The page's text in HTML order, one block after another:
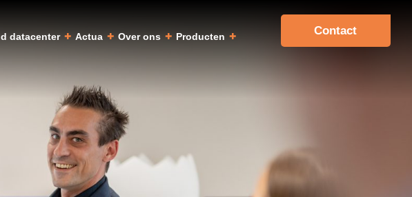
datacenter Actua Over ons Producten Contact